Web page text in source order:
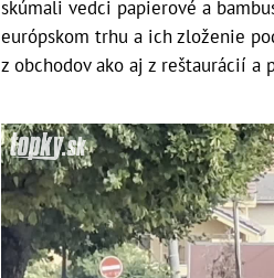
skúmali vedci papierové a
európskom trhu a ich zloženie
z obchodov ako aj z reštaurácií a